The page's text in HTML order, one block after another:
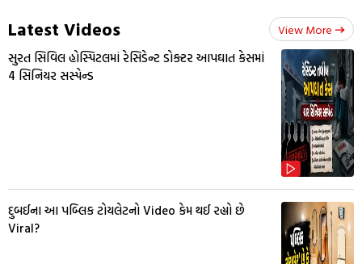
Latest Videos View More
સુરત સિવિલ હોસ્પિટલમાં રેસિડેન્ટ ડોક્ટર આપઘાત કેસમાં
4 સિનિયર સસ્પેન્ડ
દુબઈના આ પબ્લિક ટોયલેટનો Video કેમ થઈ રહ્યો છે
Viral?